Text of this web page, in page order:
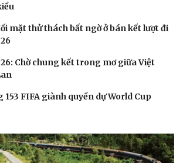
mặt thử thách bất ngờ ở bán kết lượt đi
Chờ chung kết trong mơ giữa Việt
153 FIFA giành quyền dự World Cup